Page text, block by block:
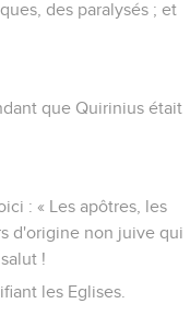
des paralysés ; et
que Quirinius était
: « Les apôtres, les
d'origine non juive qui
!
les Eglises.